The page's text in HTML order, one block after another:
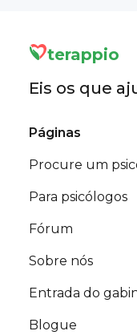
terappio
Eis os que
Páginas
Procure um
Para psicólogos
Fórum
Sobre nós
Entrada do
Blogue